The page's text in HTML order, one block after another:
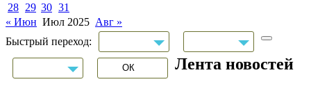
28 29 30 31
« Июн Июл 2025 Авг »
Быстрый переход:
Лента новостей